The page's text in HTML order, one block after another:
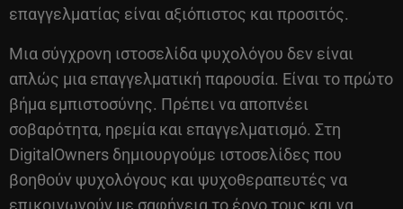
επαγγελματίας είναι αξιόπιστος και προσιτός.
Μια σύγχρονη ιστοσελίδα ψυχολόγου δεν είναι
απλώς μια επαγγελματική παρουσία. Είναι το πρώτο
βήμα εμπιστοσύνης. Πρέπει να αποπνέει
σοβαρότητα, ηρεμία και επαγγελματισμό. Στη
DigitalOwners δημιουργούμε ιστοσελίδες που
βοηθούν ψυχολόγους και ψυχοθεραπευτές να